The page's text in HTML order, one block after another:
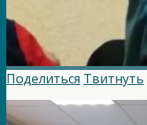
Поделиться Твитнуть